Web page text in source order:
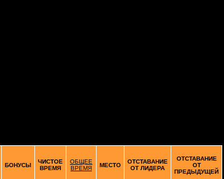
БОНУСЫ
ЧИСТОЕ
ВРЕМЯ
ОБЩЕЕ
ВРЕМЯ
МЕСТО
ОТСТАВАНИЕ
ОТ ЛИДЕРА
ОТСТАВАНИЕ
ОТ
ПРЕДЫДУЩЕЙ